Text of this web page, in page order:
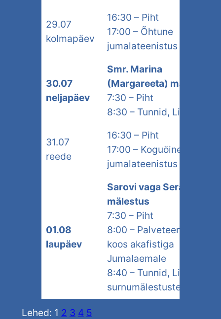
29.07
kolmapäev
16:30 – Piht
17:00 – Õhtune
jumalateenistus
30.07
neljapäev
Smr. Marina
(Margareeta) mälestus
7:30 – Piht
8:30 – Tunnid, Liturgia
31.07
reede
16:30 – Piht
17:00 – Koguöine
jumalateenistus
01.08
laupäev
Sarovi vaga Serafimi
mälestus
7:30 – Piht
8:00 – Palveteenistus
koos akafistiga
Jumalaemale
8:40 – Tunnid, Liturgia
surnumälestusteenistus
Lehed: 1 2 3 4 5